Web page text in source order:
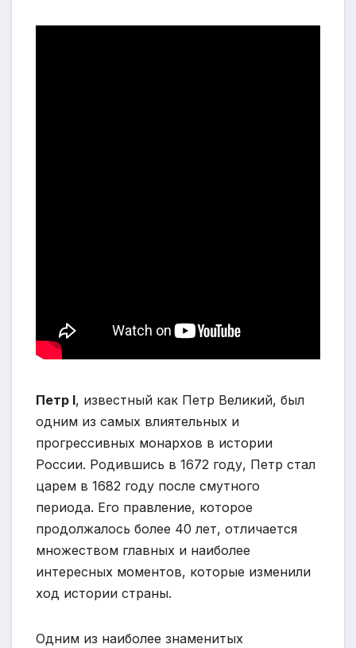
Петр I, известный как Петр Великий, был
одним из самых влиятельных и
прогрессивных монархов в истории
России. Родившись в 1672 году, Петр стал
царем в 1682 году после смутного
периода. Его правление, которое
продолжалось более 40 лет, отличается
множеством главных и наиболее
интересных моментов, которые изменили
ход истории страны.
Одним из наиболее знаменитых